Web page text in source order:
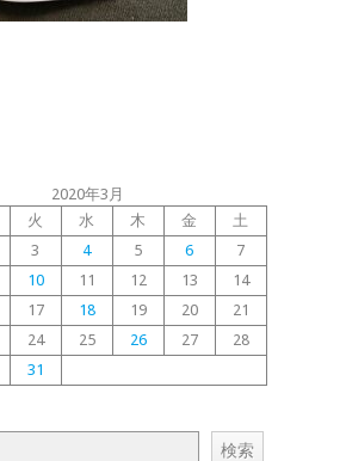
2020年3月
火 水 木 金
土
3 4 5 6
7
10 11 12 13
14
17 18 19 20
21
24 25 26 27
28
31
検索